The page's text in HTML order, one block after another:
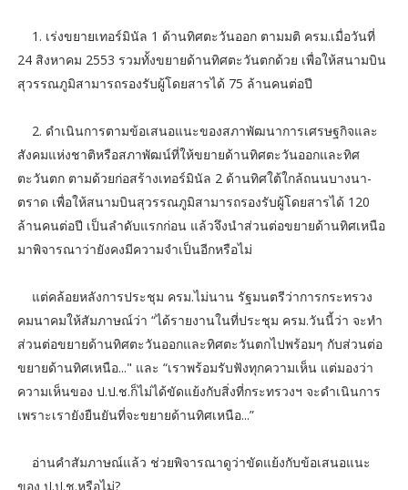
1. เร่งขยายเทอร์มินัล 1 ด้านทิศตะวันออก ตามมติ ครม.เมื่อวันที่
24 สิงหาคม 2553 รวมทั้งขยายด้านทิศตะวันตกด้วย เพื่อให้สนามบิน
สุวรรณภูมิสามารถรองรับผู้โดยสารได้ 75 ล้านคนต่อปี
2. ดำเนินการตามข้อเสนอแนะของสภาพัฒนาการเศรษฐกิจและ
สังคมแห่งชาติหรือสภาพัฒน์ที่ให้ขยายด้านทิศตะวันออกและทิศ
ตะวันตก ตามด้วยก่อสร้างเทอร์มินัล 2 ด้านทิศใต้ใกล้ถนนบางนา-
ตราด เพื่อให้สนามบินสุวรรณภูมิสามารถรองรับผู้โดยสารได้ 120
ล้านคนต่อปี เป็นลำดับแรกก่อน แล้วจึงนำส่วนต่อขยายด้านทิศเหนือ
มาพิจารณาว่ายังคงมีความจำเป็นอีกหรือไม่
แต่คล้อยหลังการประชุม ครม.ไม่นาน รัฐมนตรีว่าการกระทรวง
คมนาคมให้สัมภาษณ์ว่า “ได้รายงานในที่ประชุม ครม.วันนี้ว่า จะทำ
ส่วนต่อขยายด้านทิศตะวันออกและทิศตะวันตกไปพร้อมๆ กับส่วนต่อ
ขยายด้านทิศเหนือ..." และ “เราพร้อมรับฟังทุกความเห็น แต่มองว่า
ความเห็นของ ป.ป.ช.ก็ไม่ได้ขัดแย้งกับสิ่งที่กระทรวงฯ จะดำเนินการ
เพราะเรายังยืนยันที่จะขยายด้านทิศเหนือ...”
อ่านคำสัมภาษณ์แล้ว ช่วยพิจารณาดูว่าขัดแย้งกับข้อเสนอแนะ
ของ ป.ป.ช.หรือไม่?